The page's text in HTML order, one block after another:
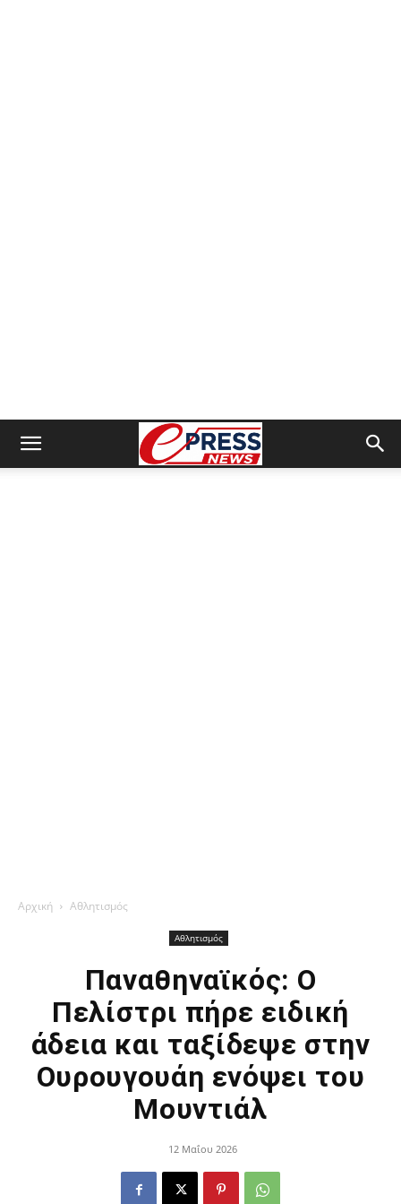
Αρχική Αθλητισμός
Αθλητισμός
Παναθηναϊκός: Ο
Πελίστρι πήρε ειδική
άδεια και ταξίδεψε στην
Ουρουγουάη ενόψει του
Μουντιάλ
12 Μαΐου 2026